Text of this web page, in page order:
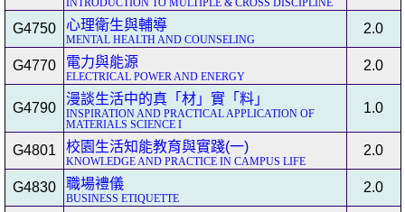
INTRODUCTION TO MULTIPLE & CROSS DISCIPLINE
G4750 心理衛生與輔導
MENTAL HEALTH AND COUNSELING
2.0
G4770 電力與能源
ELECTRICAL POWER AND ENERGY
2.0
G4790
漫談生活中的真「材」實「料」
INSPIRATION AND PRACTICAL APPLICATION OF
MATERIALS SCIENCE I
1.0
G4801 校園生活知能教育與實踐(一)
KNOWLEDGE AND PRACTICE IN CAMPUS LIFE
2.0
G4830 職場禮儀
BUSINESS ETIQUETTE
2.0